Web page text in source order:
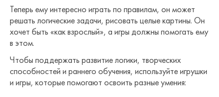
Теперь ему интересно играть по правилам, он может
решать логические задачи, рисовать целые картины. Он
хочет быть «как взрослый», а игры должны помогать ему
в этом.
Чтобы поддержать развитие логики, творческих
способностей и раннего обучения, используйте игрушки
и игры, которые помогают освоить разные умения: